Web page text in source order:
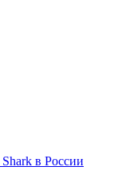
Shark в России